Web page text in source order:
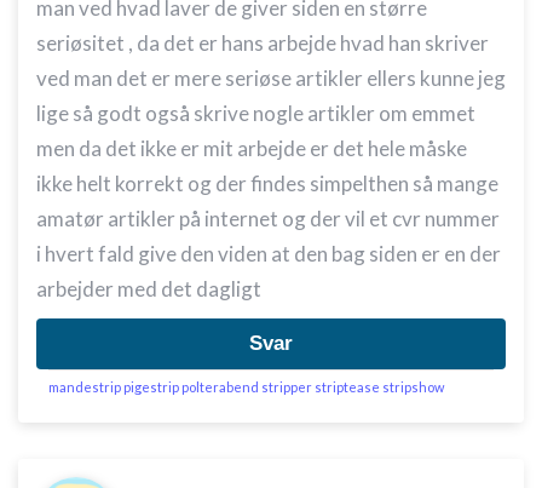
man ved hvad laver de giver siden en større
seriøsitet , da det er hans arbejde hvad han skriver
ved man det er mere seriøse artikler ellers kunne jeg
lige så godt også skrive nogle artikler om emmet
men da det ikke er mit arbejde er det hele måske
ikke helt korrekt og der findes simpelthen så mange
amatør artikler på internet og der vil et cvr nummer
i hvert fald give den viden at den bag siden er en der
arbejder med det dagligt
Svar
mandestrip pigestrip polterabend stripper striptease stripshow